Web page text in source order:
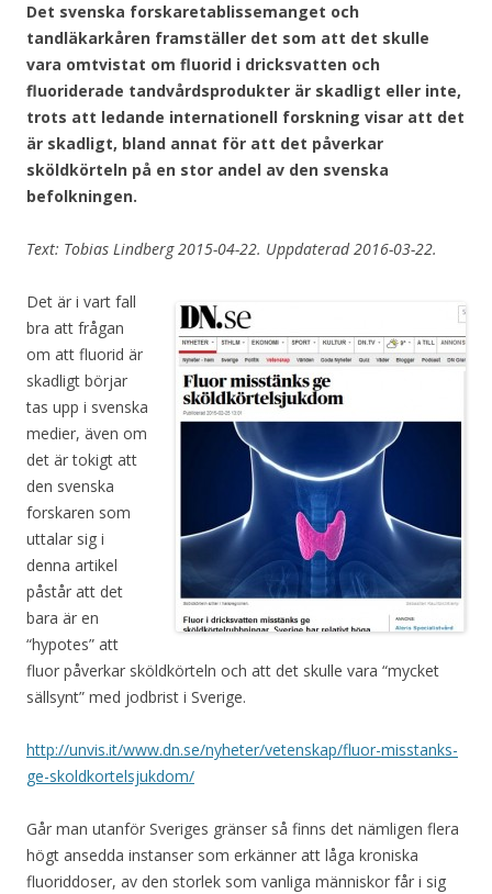
Det svenska forskaretablissemanget och
tandläkarkåren framställer det som att det skulle
vara omtvistat om fluorid i dricksvatten och
fluoriderade tandvårdsprodukter är skadligt eller inte,
trots att ledande internationell forskning visar att det
är skadligt, bland annat för att det påverkar
sköldkörteln på en stor andel av den svenska
befolkningen.
Text: Tobias Lindberg 2015-04-22. Uppdaterad 2016-03-22.
Det är i vart fall
bra att frågan
om att fluorid är
skadligt börjar
tas upp i svenska
medier, även om
det är tokigt att
den svenska
forskaren som
uttalar sig i
denna artikel
påstår att det
bara är en
“hypotes” att
fluor påverkar sköldkörteln och att det skulle vara “mycket
sällsynt” med jodbrist i Sverige.
http://unvis.it/www.dn.se/nyheter/vetenskap/fluor-misstanks-
ge-skoldkortelsjukdom/
Går man utanför Sveriges gränser så finns det nämligen flera
högt ansedda instanser som erkänner att låga kroniska
fluoriddoser, av den storlek som vanliga människor får i sig